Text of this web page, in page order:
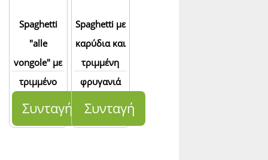
Spaghetti
"alle
vongole" με
τριμμένο
αυγοτάραχο
Συνταγή
Spaghetti με
καρύδια και
τριμμένη
φρυγανιά
Συνταγή